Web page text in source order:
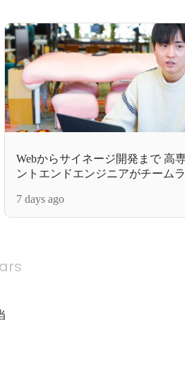
Webからサイネージ開発まで 高
ントエンドエンジニアがチーム
7 days ago